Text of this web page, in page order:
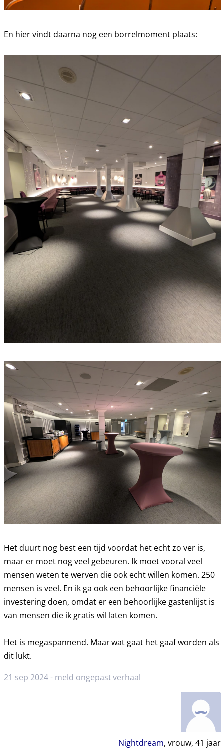
En hier vindt daarna nog een borrelmoment plaats:
Het duurt nog best een tijd voordat het echt zo ver is,
maar er moet nog veel gebeuren. Ik moet vooral veel
mensen weten te werven die ook echt willen komen. 250
mensen is veel. En ik ga ook een behoorlijke financiële
investering doen, omdat er een behoorlijke gastenlijst is
van mensen die ik gratis wil laten komen.
Het is megaspannend. Maar wat gaat het gaaf worden als
dit lukt.
21 sep 2024 - meld ongepast verhaal
Nightdream, vrouw, 41 jaar